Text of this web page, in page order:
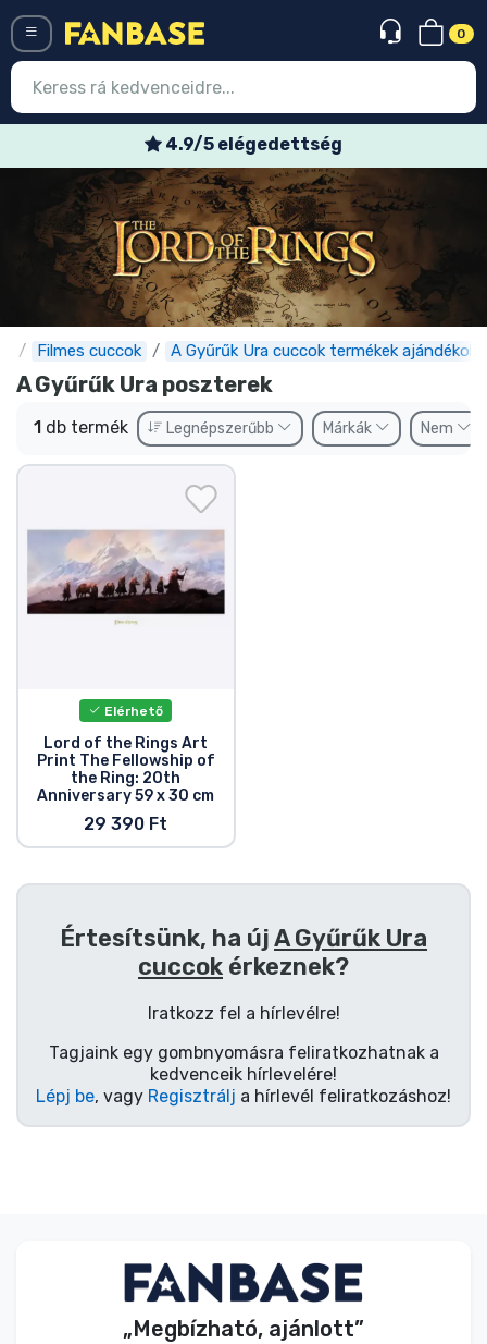
0
4.9/5 elégedettség
Filmes cuccok A Gyűrűk Ura cuccok termékek ajándékok
A Gyűrűk Ura poszterek
1 db termék Legnépszerűbb Márkák Nem
Elérhető
Lord of the Rings Art
Print The Fellowship of
the Ring: 20th
Anniversary 59 x 30 cm
29 390 Ft
Értesítsünk, ha újA Gyűrűk Ura
cuccok érkeznek?
Iratkozz fel a hírlevélre!
Tagjaink egy gombnyomásra feliratkozhatnak a
kedvenceik hírlevelére!
Lépj be, vagy Regisztrálj a hírlevél feliratkozáshoz!
„Megbízható, ajánlott”
Belépés Regisztráció
Legújabb cuccok
Akciós ajánlatok
Express szállítás
Előrendelhető cuccok
Outlet cuccok
Ajándékkártya
Szállítás és fizetés
Sorozatos cuccok
Mesés cuccok
Animés cuccok
Gamer cuccok
Zenés cuccok
Terméktípusok
Márkák